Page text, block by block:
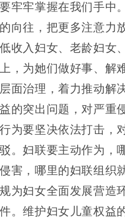
牢牢掌握在我们手中
向往，把更多注意力
收入妇女、老龄妇女
，为她们做好事、解
面治理，着力推动解
的突出问题，对严重
为要坚决依法打击，
。妇联要主动作为，
害，哪里的妇联组织
为妇女全面发展营造
。维护妇女儿童权益